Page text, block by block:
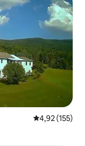
Gemiddelde
4,92 (155)